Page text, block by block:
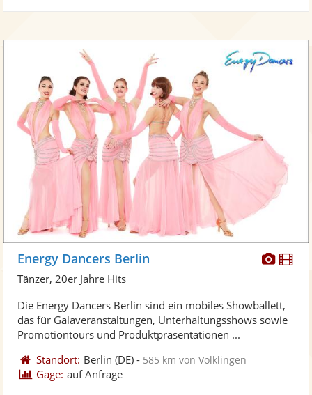
Fotos
Energy Dancers Berlin
Tänzer, 20er Jahre Hits
Die Energy Dancers Berlin sind ein mobiles Showballett,
das für Galaveranstaltungen, Unterhaltungsshows sowie
Promotiontours und Produktpräsentationen ...
Standort: Berlin (DE) - 585 km von Völklingen
Gage: auf Anfrage